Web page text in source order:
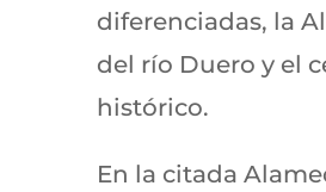
diferenciadas, la
del río Duero y el
histórico.
En la citada